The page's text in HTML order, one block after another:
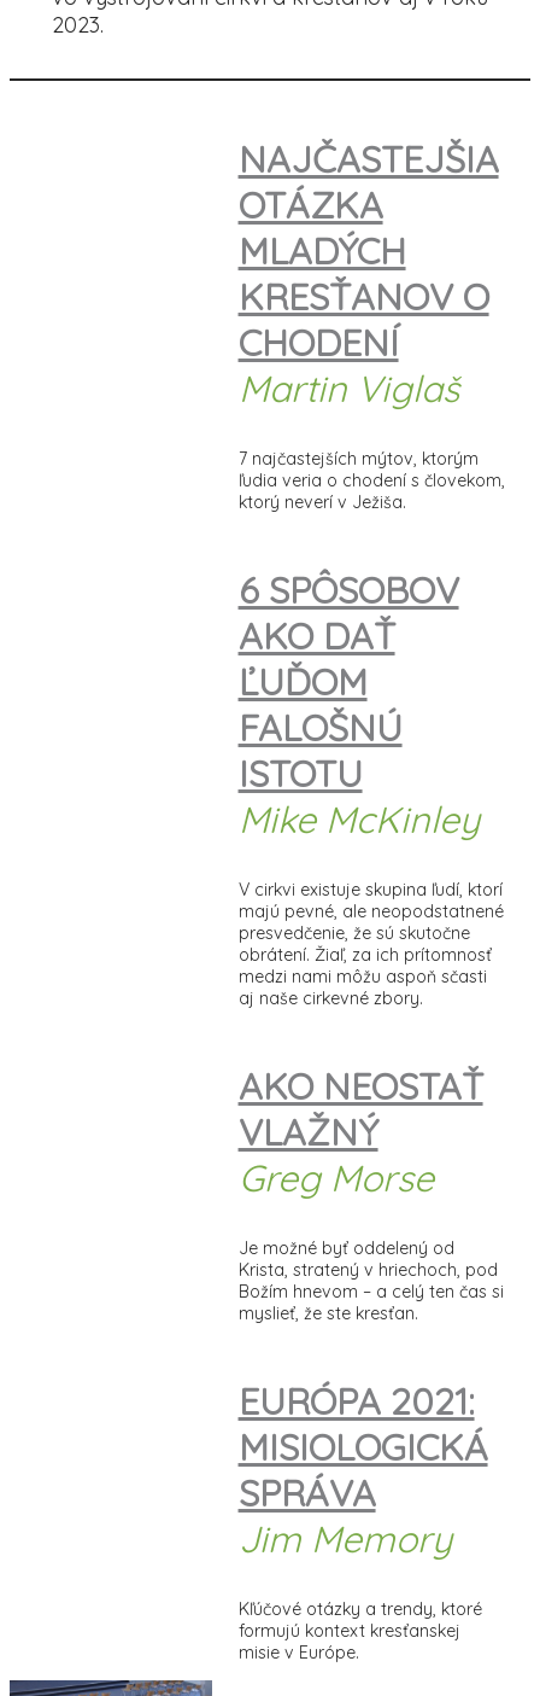
2023.
NAJČASTEJŠIA
OTÁZKA
MLADÝCH
KRESŤANOV O
CHODENÍ
Martin Viglaš
7 najčastejších mýtov, ktorým
ľudia veria o chodení s človekom,
ktorý neverí v Ježiša.
6 SPÔSOBOV
AKO DAŤ
ĽUĎOM
FALOŠNÚ
ISTOTU
Mike McKinley
V cirkvi existuje skupina ľudí, ktorí
majú pevné, ale neopodstatnené
presvedčenie, že sú skutočne
obrátení. Žiaľ, za ich prítomnosť
medzi nami môžu aspoň sčasti
aj naše cirkevné zbory.
AKO NEOSTAŤ
VLAŽNÝ
Greg Morse
Je možné byť oddelený od
Krista, stratený v hriechoch, pod
Božím hnevom – a celý ten čas si
myslieť, že ste kresťan.
EURÓPA 2021:
MISIOLOGICKÁ
SPRÁVA
Jim Memory
Kľúčové otázky a trendy, ktoré
formujú kontext kresťanskej
misie v Európe.